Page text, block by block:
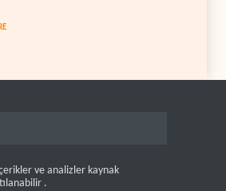
ve analizler kaynak
.